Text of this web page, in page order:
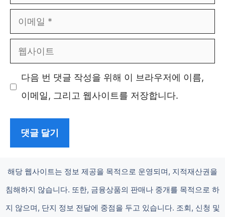
름
메
사
이
다음 번 댓글 작성을 위해 이 브라우저에 이름,
이메일, 그리고 웹사이트를 저장합니다.
해당 웹사이트는 정보 제공을 목적으로 운영되며, 지적재산권을
침해하지 않습니다. 또한, 금융상품의 판매나 중개를 목적으로 하
지 않으며, 단지 정보 전달에 중점을 두고 있습니다. 조회, 신청 및